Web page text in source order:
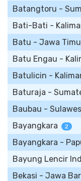
Batangtoru -
Bati-Bati -
Batu - Jawa
Batu Engau -
Batulicin -
Baturaja -
Baubau -
Bayangkara 2
Bayangkara -
Bayung Lencir
Bekasi - Jawa